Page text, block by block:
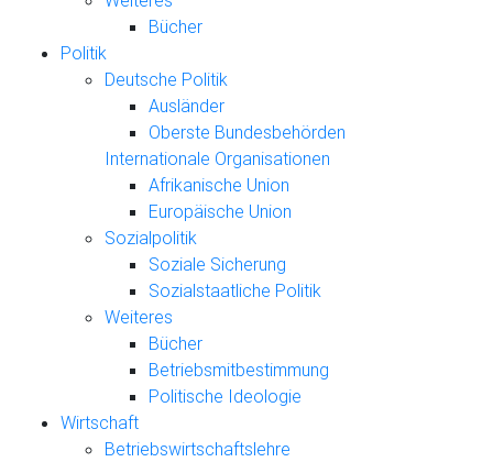
Bücher
Politik
Deutsche Politik
Ausländer
Oberste Bundesbehörden
Internationale Organisationen
Afrikanische Union
Europäische Union
Sozialpolitik
Soziale Sicherung
Sozialstaatliche Politik
Weiteres
Bücher
Betriebsmitbestimmung
Politische Ideologie
Wirtschaft
Betriebswirtschaftslehre